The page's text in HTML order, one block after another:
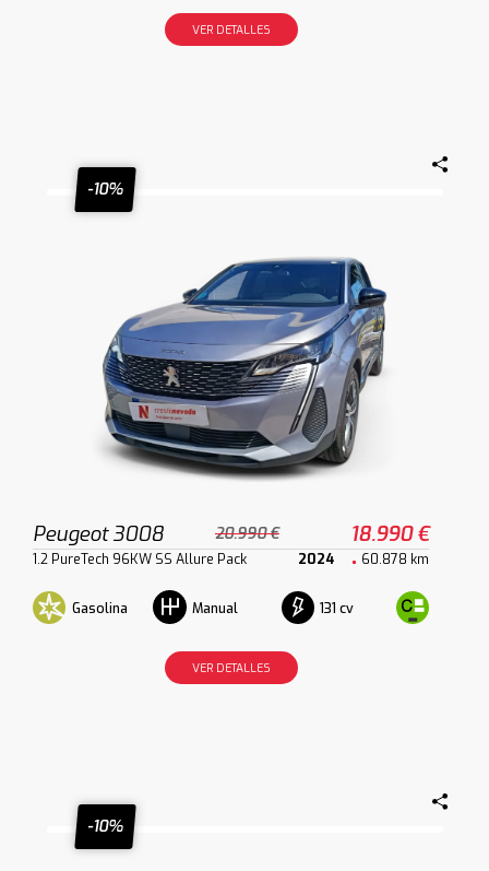
VER DETALLES
-10%
Peugeot 3008 20.990 € 18.990 €
1.2 PureTech 96KW SS Allure Pack 2024 60.878 km
Gasolina Manual 131 cv
VER DETALLES
-10%